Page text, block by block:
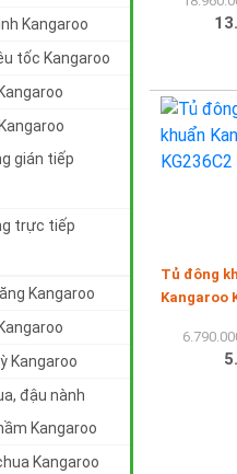
Kangaroo
tốc Kangaroo
gián tiếp
trực tiếp
Kangaroo
Kangaroo
đậu nành
Kangaroo
Kangaroo
Tủ đông
Kangaroo